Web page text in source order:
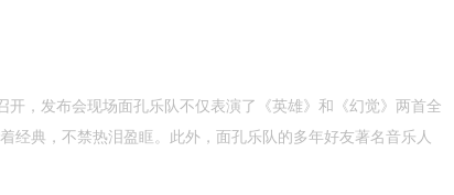
开，发布会现场面孔乐队不仅表演了《英雄》和《幻觉》两首全
经典，不禁热泪盈眶。此外，面孔乐队的多年好友著名音乐人